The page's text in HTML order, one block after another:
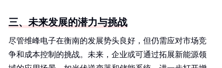
三、未来发展的潜力与挑战
尽管维峰电子在衡南的发展势头良好，但仍需应对市场竞
争和成本控制的挑战。未来，企业或可通过拓展新能源领